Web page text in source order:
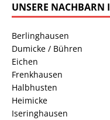
UNSERE NACHBARN
Berlinghausen
Dumicke / Bühren
Eichen
Frenkhausen
Halbhusten
Heimicke
Iseringhausen